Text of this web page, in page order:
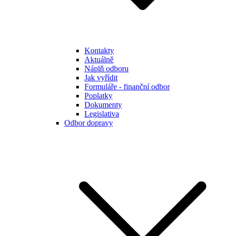
Kontakty
Aktuálně
Náplň odboru
Jak vyřídit
Formuláře - finanční odbor
Poplatky
Dokumenty
Legislativa
Odbor dopravy